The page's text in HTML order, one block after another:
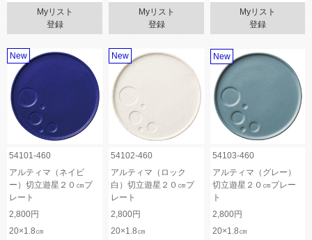
Myリスト
登録
Myリスト
登録
Myリスト
登録
New New New
54101-460 54102-460
54103-460
アルティマ（ネイビ
ー）切立遊星２０㎝プ
レート
アルティマ（ロック
白）切立遊星２０㎝プ
レート
アルティマ（グレー）
切立遊星２０㎝プレー
ト
2,800円
2,800円
2,800円
20×1.8㎝
20×1.8㎝ 20×1.8㎝